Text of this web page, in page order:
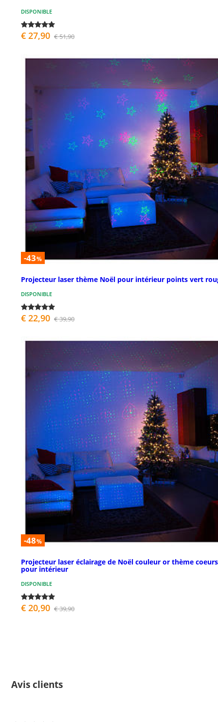
DISPONIBLE
€ 27,90 € 51,90
-43%
Projecteur laser thème Noël pour intérieur points vert
DISPONIBLE
€ 22,90 € 39,90
-48%
Projecteur laser éclairage de Noël couleur or thème coeurs
pour intérieur
DISPONIBLE
€ 20,90 € 39,90
Avis clients